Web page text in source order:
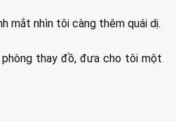
mắt nhìn tôi càng thêm quái dị.
thay đồ, đưa cho tôi một